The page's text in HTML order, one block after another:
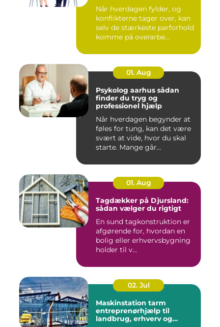
Når hverdagen fylder, og
konflikterne tager over, kan
selv de stærkeste parforhold
komme på overarbe...
01. Aug
Psykolog aarhus sådan
finder du tryg og
professionel hjælp
Når hverdagen begynder at
føles for tung, kan det være
svært at vide, hvor du skal
starte. Mange går...
01. Aug
Tagdækker på Djursland:
sådan vælger du rigtigt
En sund tagkonstruktion er
afgørende for, hvordan en
bolig eller erhvervsbygning
holder til v...
02. Jul
Maskinstation tarm
entreprenørhjælp til
landbrug, erhverv og